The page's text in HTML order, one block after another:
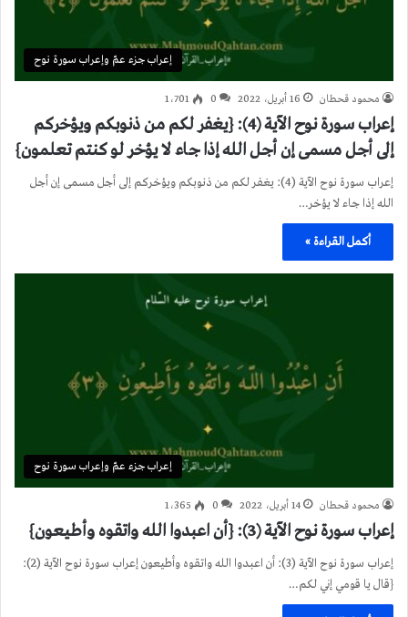
إعراب جزء عمّ وإعراب سورة نوح
محمود قحطان 16 أبريل، 2022 0 1٬701
إعراب سورة نوح الآية (4): {يغفر لكم من ذنوبكم ويؤخركم
إلى أجل مسمى إن أجل الله إذا جاء لا يؤخر لو كنتم تعلمون}
إعراب سورة نوح الآية (4): يغفر لكم من ذنوبكم ويؤخركم إلى أجل مسمى إن أجل
الله إذا جاء لا يؤخر…
أكمل القراءة »
إعراب جزء عمّ وإعراب سورة نوح
محمود قحطان 14 أبريل، 2022 0 1٬365
إعراب سورة نوح الآية (3): {أن اعبدوا الله واتقوه وأطيعون}
إعراب سورة نوح الآية (3): أن اعبدوا الله واتقوه وأطيعون إعراب سورة نوح الآية (2):
{قال يا قومي إني لكم…